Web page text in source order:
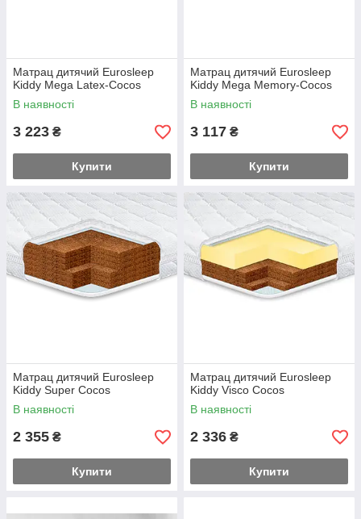
Матрац дитячий Eurosleep
Kiddy Mega Latex-Cocos
В наявності
3 223 ₴
Купити
Матрац дитячий Eurosleep
Kiddy Mega Memory-Cocos
В наявності
3 117 ₴
Купити
Матрац дитячий Eurosleep
Kiddy Super Cocos
В наявності
2 355 ₴
Купити
Матрац дитячий Eurosleep
Kiddy Visco Cocos
В наявності
2 336 ₴
Купити